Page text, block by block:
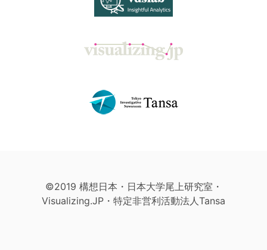
©2019 構想日本・日本大学尾上研究室・
Visualizing.JP・特定非営利活動法人Tansa